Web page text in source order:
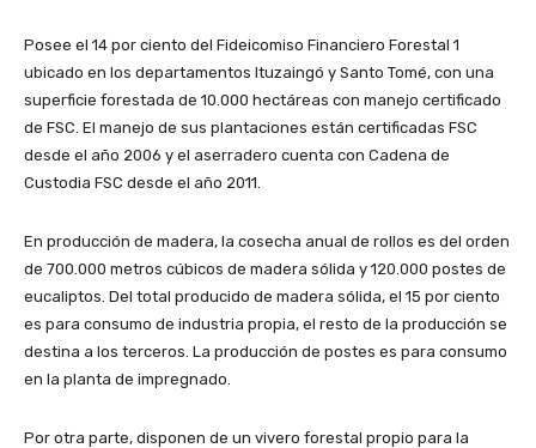
Posee el 14 por ciento del Fideicomiso Financiero Forestal 1
ubicado en los departamentos Ituzaingó y Santo Tomé, con una
superficie forestada de 10.000 hectáreas con manejo certificado
de FSC. El manejo de sus plantaciones están certificadas FSC
desde el año 2006 y el aserradero cuenta con Cadena de
Custodia FSC desde el año 2011.
En producción de madera, la cosecha anual de rollos es del orden
de 700.000 metros cúbicos de madera sólida y 120.000 postes de
eucaliptos. Del total producido de madera sólida, el 15 por ciento
es para consumo de industria propia, el resto de la producción se
destina a los terceros. La producción de postes es para consumo
en la planta de impregnado.
Por otra parte, disponen de un vivero forestal propio para la